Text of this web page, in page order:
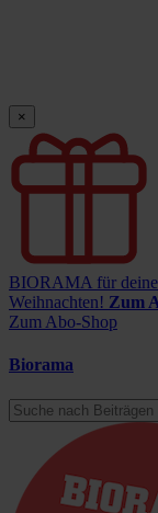
×
BIORAMA für
Weihnachten! Zum
Zum Abo-Shop
Biorama